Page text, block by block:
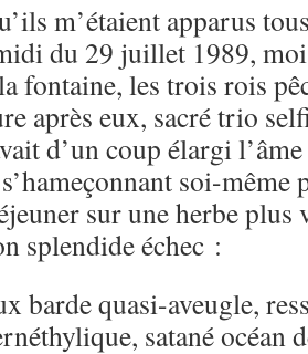
m’étaient apparus
du 29 juillet 1989,
fontaine, les trois rois
après eux, sacré trio
d’un coup élargi
soi-même
sur une herbe plus
splendide échec :
barde quasi-aveugle,
satané océan